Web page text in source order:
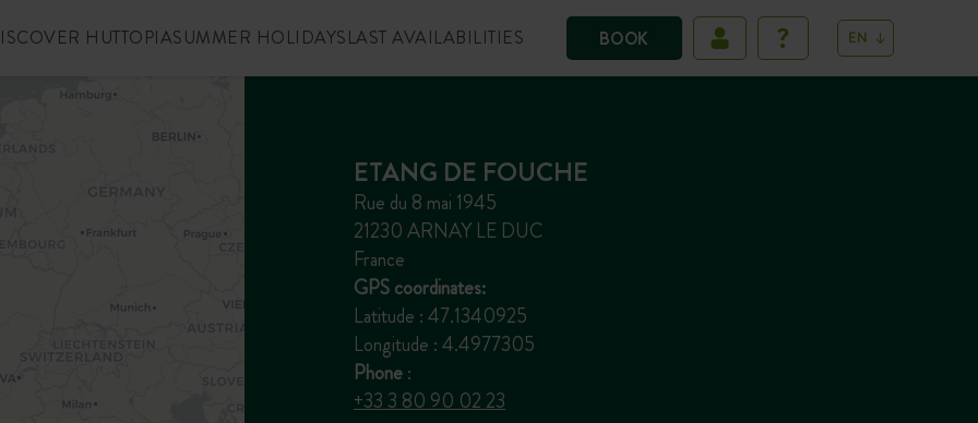
BOOK
HUTTOPIASUMMER HOLIDAYSLAST AVAILABILITIES EN
ETANG DE FOUCHE
Rue du 8 mai 1945
21230 ARNAY LE DUC
France
GPS coordinates:
Latitude : 47.1340925
Longitude : 4.4977305
Phone:
+33 3 80 90 02 23